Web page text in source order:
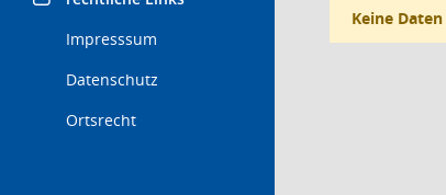
Impresssum
Datenschutz
Ortsrecht
Keine